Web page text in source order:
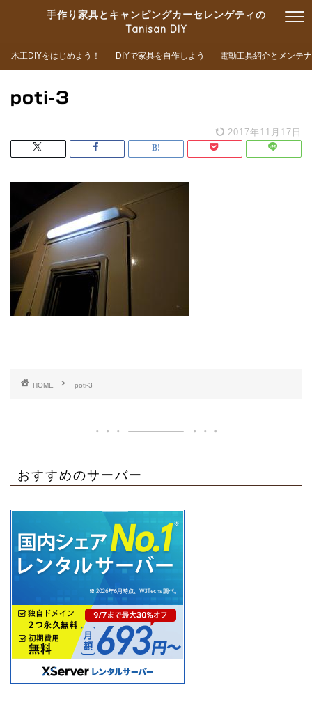
手作り家具とキャンピングカーセレンゲティの
Tanisan DIY
木工DIYをはじめよう！ DIYで家具を自作しよう 電動工具紹介とメンテ
poti-3
2017年11月17日
HOME poti-3
おすすめのサーバー